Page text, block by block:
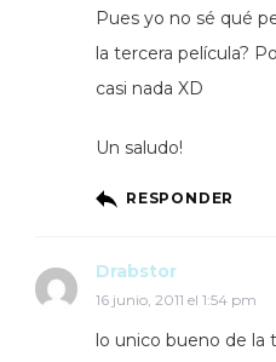
Pues yo no sé qué
la tercera película?
casi nada XD
Un saludo!
RESPONDER
Drabstor
16 junio, 2011 el 1:54 pm
lo unico bueno de la